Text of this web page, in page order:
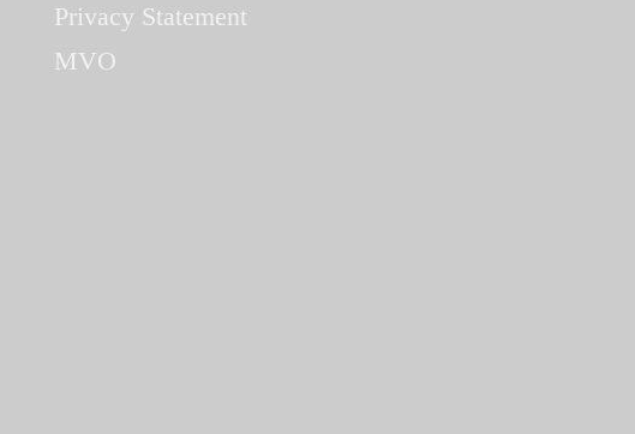
Privacy Statement
MVO